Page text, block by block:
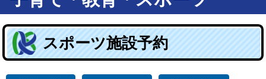
スポーツ施設予約